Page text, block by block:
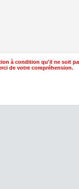
à condition qu'il ne soit
de votre compréhension.